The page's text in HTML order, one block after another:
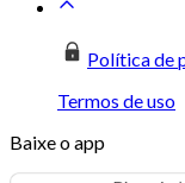
Política de
Termos de uso
Baixe o app